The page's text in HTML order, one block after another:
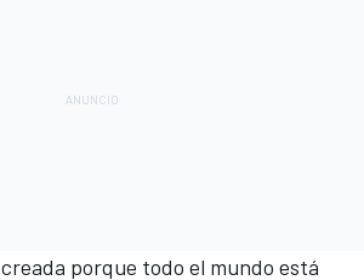
creada porque todo el mundo está